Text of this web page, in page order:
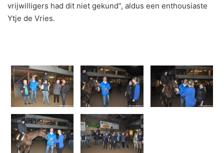
vrijwilligers had dit niet gekund”, aldus een enthousiaste
Ytje de Vries.